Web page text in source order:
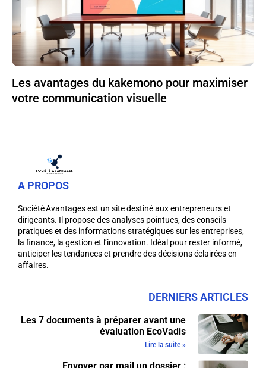
Les avantages du kakemono pour maximiser
votre communication visuelle
A PROPOS
Société Avantages est un site destiné aux entrepreneurs et
dirigeants. Il propose des analyses pointues, des conseils
pratiques et des informations stratégiques sur les entreprises,
la finance, la gestion et l’innovation. Idéal pour rester informé,
anticiper les tendances et prendre des décisions éclairées en
affaires.
DERNIERS ARTICLES
Les 7 documents à préparer avant une
évaluation EcoVadis
Lire la suite »